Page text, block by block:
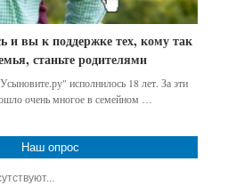
и вы к поддержке тех, кому так
станьте родителями
исполнилось 18 лет. За эти
очень многое в семейном …
Наш опрос